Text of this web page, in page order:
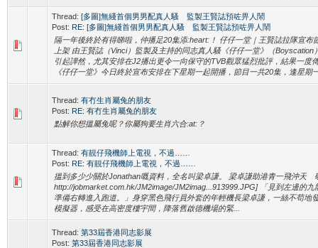
Thread: [多圖]無綫首個男男配真人騷 監製王賢誌預咗畀人鬧
Post: RE: [多圖]無綫首個男男配真人騷 監製王賢誌預咗畀人鬧
隔一年後終於有得睇啦，仲播足20集添:heart:！ 仔仔一堂｜王賢誌拉隊宣布
上架 由王賢誌（Vinci）監製及主持的同志真人騷《仔仔一堂》（
引起譁然，尤其安排在J2播出更令一向保守的TVB觀眾猛烈批評，結果一度
《仔仔一堂》今日終於宣布安排在下星期一起開播，節目一共20集，逢星期
Thread: 有冇生肖屬兔的朋友
Post: RE: 有冇生肖屬兔的朋友
點解你想搵屬兔呢？你屬狗要生肖六合:at:？
Thread: 有靚仔飛機師上電視，不過……
Post: RE: 有靚仔飛機師上電視，不過……
搵到多少少關於Jonathan嘅資料，全名叫梁卓謙。 梁卓謙助港青一飛沖天
http://jobmarket.com.hk/JM2image/JM2imag...913999.JPG] 「見到左邊的
準備右轉進入跑道。」身穿黑色飛行員外套的年輕機長梁卓謙，一絲不苟地
模擬器，感受在高密度樓宇間，降落舊啟德機場的緊...
Thread: 第33屆香港同志影展
Post: 第33屆香港同志影展